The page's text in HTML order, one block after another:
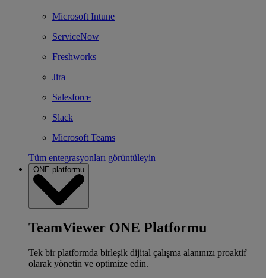
Microsoft Intune
ServiceNow
Freshworks
Jira
Salesforce
Slack
Microsoft Teams
Tüm entegrasyonları görüntüleyin
ONE platformu
TeamViewer ONE Platformu
Tek bir platformda birleşik dijital çalışma alanınızı proaktif
olarak yönetin ve optimize edin.